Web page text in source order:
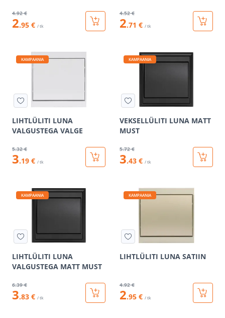
4.92 €
2.95 € / tk
4.52 €
2.71 € / tk
KAMPAANIA
LIHTLÜLITI LUNA
VALGUSTEGA VALGE
5.32 €
3.19 € / tk
KAMPAANIA
VEKSELLÜLITI LUNA MATT
MUST
5.72 €
3.43 € / tk
KAMPAANIA
LIHTLÜLITI LUNA
VALGUSTEGA MATT MUST
6.39 €
3.83 € / tk
KAMPAANIA
LIHTLÜLITI LUNA SATIIN
4.92 €
2.95 € / tk